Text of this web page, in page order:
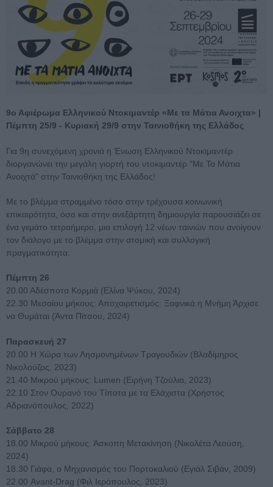
9ο Αφιέρωμα Ελληνικού Ντοκιμαντέρ «Με τα Μάτια Ανοιχτα» |
Πέμπτη 25/9 - Κυριακή 29/9 στην Ταινιοθήκη της Ελλάδος
Για 9η συνεχόμενη χρονιά η Ένωση Ελληνικού Ντοκιμαντέρ
διοργανώνει την μεγάλη γιορτή του ντοκιμαντέρ "Με Τα Μάτια
Ανοιχτά" στην Ταινιοθήκη της Ελλάδος!
Με το βλέμμα στραμμένο τόσο στην τρέχουσα κοινωνική
επικαιρότητα, όσο και στην ανεξάρτητη δημιουργία παρουσιάζει σε
ένα γεμάτο τετραήμερο, μια επιλογή 12 νέων ταινιών που ανοίγουν
τον διάλογο με το βλέμμα στην ατομική και συλλογική
πραγματικότητα.
Πέμπτη 26
20.00 Αδέσποτα Κορμιά (Ελίνα Ψύκου, 2024)
22.30 Μεσαίου μήκους: Αποχαιρετισμός: Ξαφνικά η Μνήμη Άρχισε
να Θυμάται (Άντα Πίτσου, 2024)
Παρασκευή 27
20.00 Η Χώρα των Λησμονημένων Τραγουδιών (Βλαδίμηρος
Νικολούζος, 2023)
21.40 Μικρού μήκους: Lumen (Ειρήνη Τζούλια, 2023)
22.10 Στον Ουρανό του Τίποτα με τα Ελάχιστα (Χρήστος
Αδριανόπουλος, 2022)
Σάββατο 28
18.00 Μικρού μήκους: Άσκοπη Μετακίνηση (Νικολέτα Λεούση,
2024)
18.30 Γιάφα, ο Μηχανισμός του Πορτοκαλιού (Εγιάλ Σιβάν, 2009)
22.00 Avant-Drag (Φιλ Ιερόπουλος, 2023)